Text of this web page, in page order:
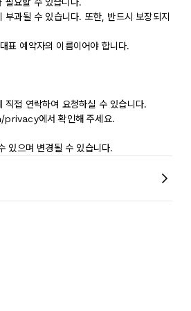
과될 수 있습니다. 또한, 반드시 보장되지
표 예약자의 이름이어야 합니다.
접 연락하여 요청하실 수 있습니다.
에서 확인해 주세요.
있으며 변경될 수 있습니다.